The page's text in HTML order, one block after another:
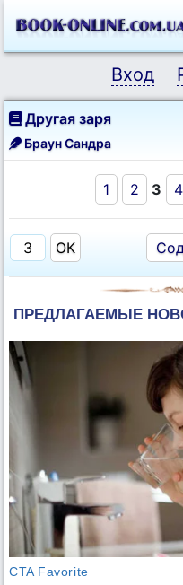
Вход
Другая заря
Браун Сандра
1 2 3 4